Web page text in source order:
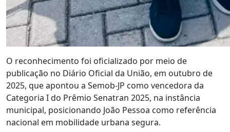
O reconhecimento foi oficializado por meio de
publicação no Diário Oficial da União, em outubro de
2025, que apontou a Semob-JP como vencedora da
Categoria I do Prêmio Senatran 2025, na instância
municipal, posicionando João Pessoa como referência
nacional em mobilidade urbana segura.